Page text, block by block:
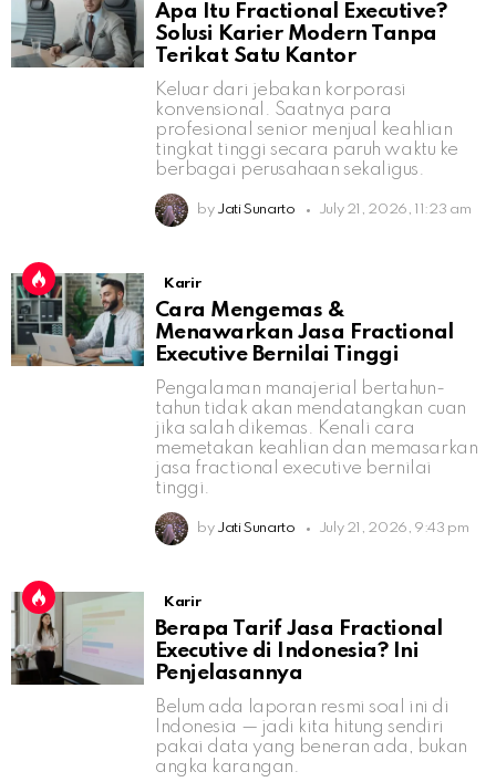
Apa Itu Fractional Executive?
Solusi Karier Modern Tanpa
Terikat Satu Kantor
Keluar dari jebakan korporasi
konvensional. Saatnya para
profesional senior menjual keahlian
tingkat tinggi secara paruh waktu ke
berbagai perusahaan sekaligus.
by Jati Sunarto July 21, 2026, 11:23 am
Karir
Cara Mengemas &
Menawarkan Jasa Fractional
Executive Bernilai Tinggi
Pengalaman manajerial bertahun-
tahun tidak akan mendatangkan cuan
jika salah dikemas. Kenali cara
memetakan keahlian dan memasarkan
jasa fractional executive bernilai
tinggi.
by Jati Sunarto July 21, 2026, 9:43 pm
Karir
Berapa Tarif Jasa Fractional
Executive di Indonesia? Ini
Penjelasannya
Belum ada laporan resmi soal ini di
Indonesia — jadi kita hitung sendiri
pakai data yang beneran ada, bukan
angka karangan.